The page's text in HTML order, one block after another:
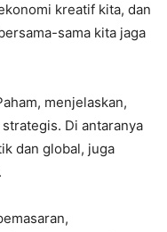
kreatif kita, dan
sama kita jaga
menjelaskan,
Di antaranya
dan global, juga